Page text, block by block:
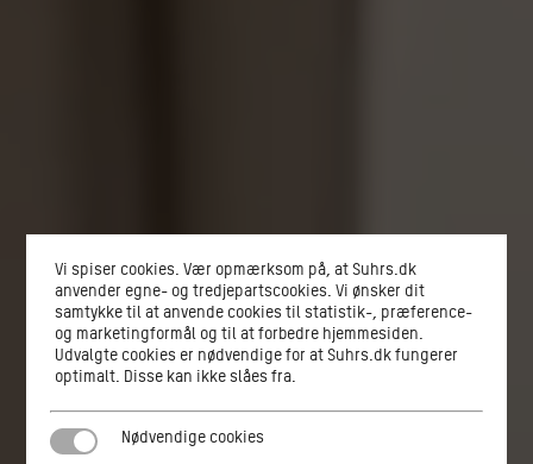
Vi spiser cookies. Vær opmærksom på, at Suhrs.dk
anvender egne- og tredjepartscookies. Vi ønsker dit
samtykke til at anvende cookies til statistik-, præference-
og marketingformål og til at forbedre hjemmesiden.
Udvalgte cookies er nødvendige for at Suhrs.dk fungerer
optimalt. Disse kan ikke slåes fra.
Nødvendige cookies
Nødvendige cookies